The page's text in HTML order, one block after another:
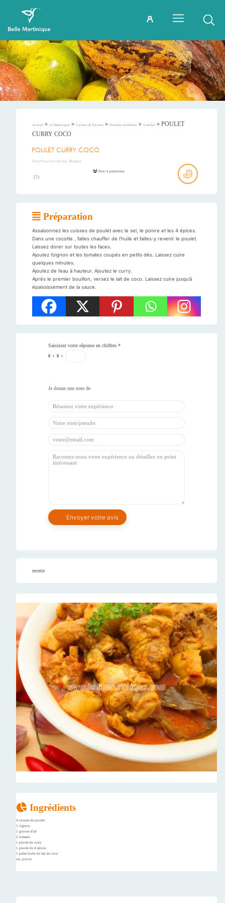
Accueil » La Martinique » Cuisine & Saveurs » Recettes antillaises » Viandes » POULET
CURRY COCO
POULET CURRY COCO
Recette proposée par Philippe
(1)
Pour 4 personnes
Préparation
Assaisonnez les cuisses de poulet avec le sel, le poivre et les 4 épices.
Dans une cocotte , faites chauffer de l’huile et faites-y revenir le poulet.
Laissez dorer sur toutes les faces.
Ajoutez l’oignon et les tomates coupés en petits dés. Laissez cuire
quelques minutes.
Ajoutez de l’eau à hauteur. Ajoutez le curry.
Après le premier bouillon, versez le lait de coco. Laissez cuire jusqu’à
épaississement de la sauce.
Saisissez votre réponse en chiffres *
8 + 8 =
recette
Ingrédients
4 cuisses de poulet
1 oignon
1 gousse d'ail
2 tomates
1 pincée de curry
1 pincée de 4 épices
1 petite boîte de lait de coco
sel, poivre